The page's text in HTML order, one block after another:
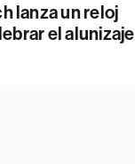
lanza un reloj
el alunizaje